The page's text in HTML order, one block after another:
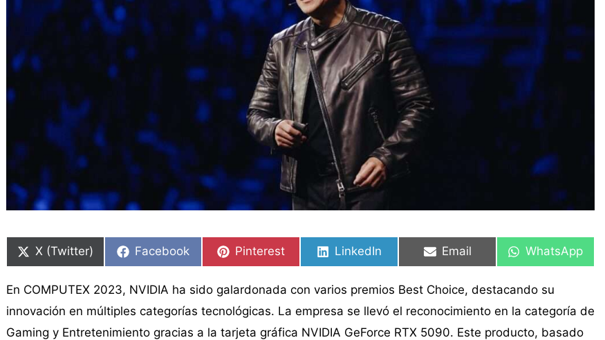
en
X (Twitter)
en
Facebook
en
Pinterest
en
LinkedIn
en
Email
en
WhatsApp
En COMPUTEX 2023, NVIDIA ha sido galardonada con varios premios Best Choice, destacando su
innovación en múltiples categorías tecnológicas. La empresa se llevó el reconocimiento en la categoría de
Gaming y Entretenimiento gracias a la tarjeta gráfica NVIDIA GeForce RTX 5090. Este producto, basado
en
en
en
en
en
en